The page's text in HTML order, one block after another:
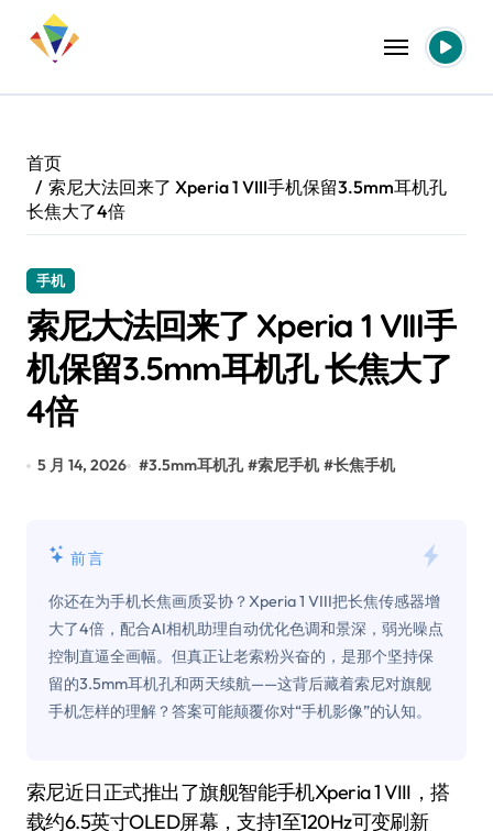
首页
索尼大法回来了 Xperia 1 VIII手机保留3.5mm耳机孔
长焦大了4倍
手机
索尼大法回来了 Xperia 1 VIII手
机保留3.5mm耳机孔 长焦大了
4倍
5 月 14, 2026 #3.5mm耳机孔 #索尼手机 #长焦手机
前言
你还在为手机长焦画质妥协？Xperia 1 VIII把长焦传感器增
大了4倍，配合AI相机助理自动优化色调和景深，弱光噪点
控制直逼全画幅。但真正让老索粉兴奋的，是那个坚持保
留的3.5mm耳机孔和两天续航——这背后藏着索尼对旗舰
手机怎样的理解？答案可能颠覆你对“手机影像”的认知。
索尼近日正式推出了旗舰智能手机Xperia 1 VIII，搭
载约6.5英寸OLED屏幕，支持1至120Hz可变刷新